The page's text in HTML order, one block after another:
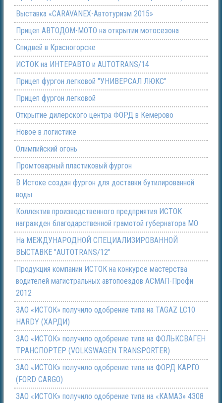
Выставка «CARAVANEX-Автотуризм 2015»
Прицеп АВТОДОМ-МОТО на открытии мотосезона
Спидвей в Красногорске
ИСТОК на ИНТЕРАВТО и AUTOTRANS/14
Прицеп фургон легковой "УНИВЕРСАЛ ЛЮКС"
Прицеп фургон легковой
Открытие дилерского центра ФОРД в Кемерово
Новое в логистике
Олимпийский огонь
Промтоварный пластиковый фургон
В Истоке создан фургон для доставки бутилированной
воды
Коллектив производственного предприятия ИСТОК
награжден благодарственной грамотой губернатора МО
На МЕЖДУНАРОДНОЙ СПЕЦИАЛИЗИРОВАННОЙ
ВЫСТАВКЕ "AUTOTRANS/12"
Продукция компании ИСТОК на конкурсе мастерства
водителей магистральных автопоездов АСМАП-Профи
2012
ЗАО «ИСТОК» получило одобрение типа на TAGAZ LC10
HARDY (ХАРДИ)
ЗАО «ИСТОК» получило одобрение типа на ФОЛЬКСВАГЕН
ТРАНСПОРТЕР (VOLKSWAGEN TRANSPORTER)
ЗАО «ИСТОК» получило одобрение типа на ФОРД КАРГО
(FORD CARGO)
ЗАО «ИСТОК» получило одобрение типа на «КАМАЗ» 4308